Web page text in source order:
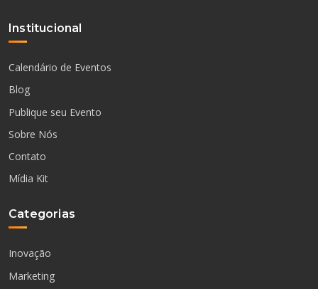
Institucional
Calendário de Eventos
Blog
Publique seu Evento
Sobre Nós
Contato
Mídia Kit
Categorias
Inovação
Marketing